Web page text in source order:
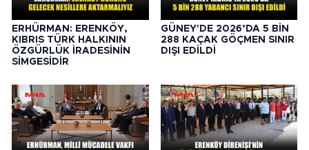
ERHÜRMAN: ERENKÖY,
KIBRIS TÜRK HALKININ
ÖZGÜRLÜK İRADESİNİN
SİMGESİDİR
GÜNEY'DE 2026’DA 5 BİN
288 KAÇAK GÖÇMEN SINIR
DIŞI EDİLDİ